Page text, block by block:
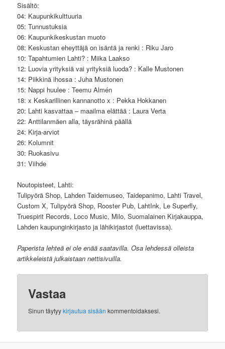
Sisältö:
04: Kaupunkikulttuuria
05: Tunnustuksia
06: Kaupunkikeskustan muoto
08: Keskustan eheyttäjä on isäntä ja renki : Riku Jaro
10: Tapahtumien Lahti? : Miika Laakso
12: Luovia yrityksiä vai yrityksiä luoda? : Kalle Mustonen
14: Piikkinä ihossa : Juha Mustonen
15: Nappi huulee : Teemu Almén
18: x Keskarillinen kannanotto x : Pekka Hokkanen
20: Lahti kasvattaa – maailma elättää : Laura Verta
22: Anttilanmäen alla, täysrähinä päällä
24: Kirja-arviot
26: Kolumnit
30: Ruokasivu
31: Viihde
Noutopisteet, Lahti:
Tulipyörä Shop, Lahden Taidemuseo, Taidepanimo, Lahti Travel,
Custom X, Tulipyörä Shop, Rooster Pub, LahtInk, Le Superfly,
Truespirit Records, Loco Music, Milo, Suomalainen Kirjakauppa,
Lahden kaupunginkirjasto ja lähikirjastot (luettavissa).
Paperista lehteä ei ole enää saatavilla. Osa lehdessä olleista
artikkeleistä julkaistaan nettisivuilla.
Vastaa
Sinun täytyykirjautua sisään kommentoidaksesi.